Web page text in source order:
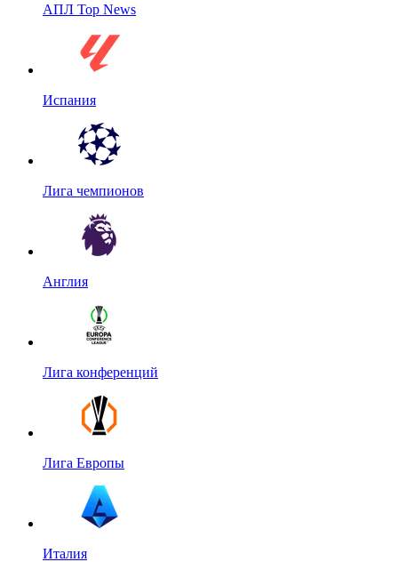
АПЛ Top News
Испания
Лига чемпионов
Англия
Лига конференций
Лига Европы
Италия